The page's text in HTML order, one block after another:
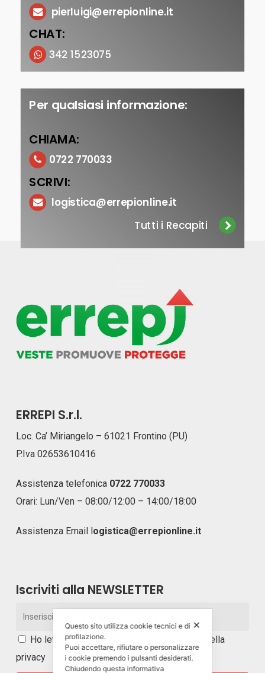
pierluigi@errepionline.it
CHAT:
342 1523075
Per qualsiasi informazione:
CHIAMA:
0722 770033
SCRIVI:
logistica@errepionline.it
Tutti i Recapiti
ERREPI S.r.l.
Loc. Ca’ Miriangelo – 61021 Frontino (PU)
P.Iva 02653610416
Assistenza telefonica 0722 770033
Orari: Lun/Ven – 08:00/12:00 – 14:00/18:00
Assistenza Email logistica@errepionline.it
Iscriviti alla NEWSLETTER
Ho letto e accetto i
termini e le condizioni della
privacy
✕
Questo sito utilizza cookie tecnici e di
profilazione.
Puoi accettare, rifiutare o personalizzare
i cookie premendo i pulsanti desiderati.
Chiudendo questa informativa